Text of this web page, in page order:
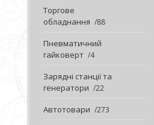
Торгове
обладнання
88
Пневматичний
гайковерт
4
Зарядні станції та
генератори
22
Автотовари 273